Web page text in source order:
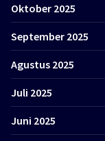
Oktober 2025
September 2025
Agustus 2025
Juli 2025
Juni 2025